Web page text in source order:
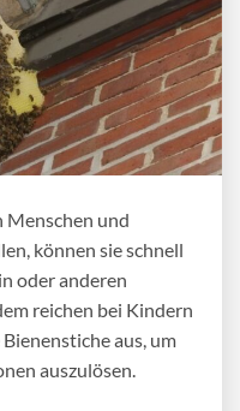
Menschen und
können sie schnell
oder anderen
reichen bei Kindern
aus, um
auszulösen.